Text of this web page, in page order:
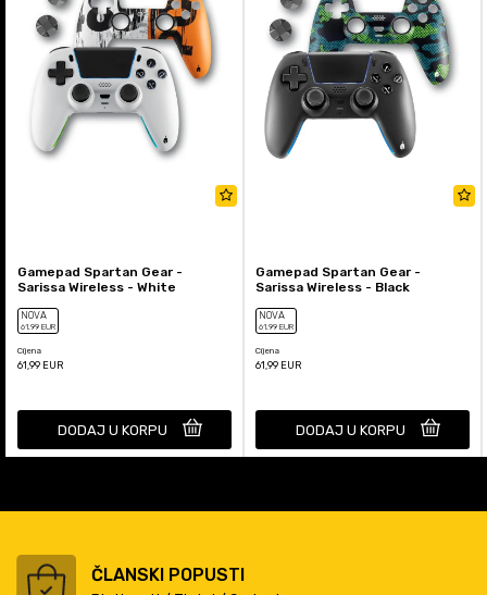
Gamepad Spartan Gear -
Sarissa Wireless - White
NOVA
61,99 EUR
Cijena
61,99 EUR
DODAJ U KORPU
Gamepad Spartan Gear -
Sarissa Wireless - Black
NOVA
61,99 EUR
Cijena
61,99 EUR
DODAJ U KORPU
ČLANSKI POPUSTI